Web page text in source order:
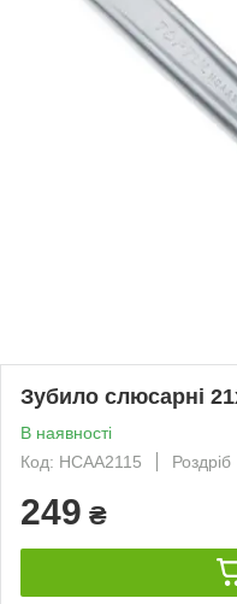
Зубило слюсарні
В наявності
Код: HCAA2115
Роздріб
249 ₴